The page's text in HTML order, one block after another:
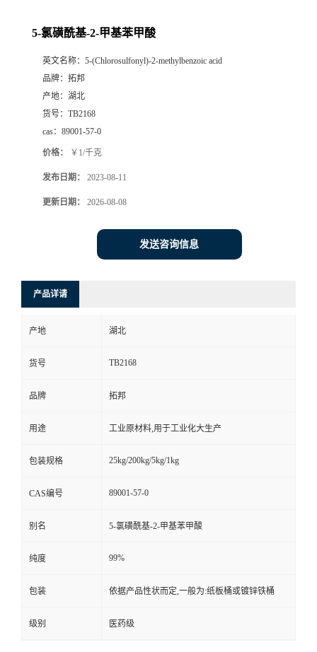
5-氯磺酰基-2-甲基苯甲酸
英文名称： 5-(Chlorosulfonyl)-2-methylbenzoic acid
品牌： 拓邦
产地： 湖北
货号： TB2168
cas： 89001-57-0
价格： ￥1/千克
发布日期： 2023-08-11
更新日期： 2026-08-08
发送咨询信息
产品详请
产地 湖北
货号 TB2168
品牌 拓邦
用途 工业原材料,用于工业化大生产
包装规格 25kg/200kg/5kg/1kg
CAS编号 89001-57-0
别名 5-氯磺酰基-2-甲基苯甲酸
纯度 99%
包装 依据产品性状而定,一般为:纸板桶或镀锌铁桶
级别 医药级